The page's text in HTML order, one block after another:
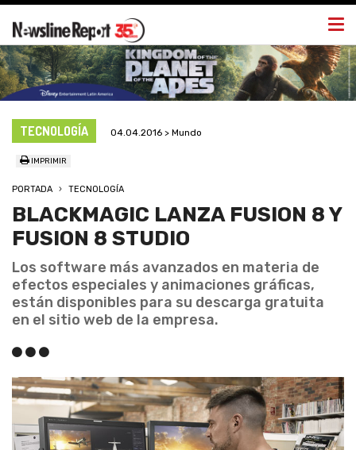
TECNOLOGÍA 04.04.2016 > Mundo
IMPRIMIR
PORTADA TECNOLOGÍA
BLACKMAGIC LANZA FUSION 8 Y
FUSION 8 STUDIO
Los software más avanzados en materia de
efectos especiales y animaciones gráficas,
están disponibles para su descarga gratuita
en el sitio web de la empresa.